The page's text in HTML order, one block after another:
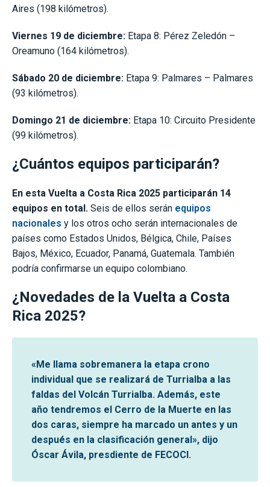
Aires (198 kilómetros).
Viernes 19 de diciembre: Etapa 8: Pérez Zeledón –
Oreamuno (164 kilómetros).
Sábado 20 de diciembre: Etapa 9: Palmares – Palmares
(93 kilómetros).
Domingo 21 de diciembre: Etapa 10: Circuito Presidente
(99 kilómetros).
¿Cuántos equipos participarán?
En esta Vuelta a Costa Rica 2025 participarán 14
equipos en total. Seis de ellos serán equipos
nacionales y los otros ocho serán internacionales de
países como Estados Unidos, Bélgica, Chile, Países
Bajos, México, Ecuador, Panamá, Guatemala. También
podría confirmarse un equipo colombiano.
¿Novedades de la Vuelta a Costa
Rica 2025?
«Me llama sobremanera la etapa crono
individual que se realizará de Turrialba a las
faldas del Volcán Turrialba. Además, este
año tendremos el Cerro de la Muerte en las
dos caras, siempre ha marcado un antes y un
después en la clasificación general», dijo
Óscar Ávila, presdiente de FECOCI.